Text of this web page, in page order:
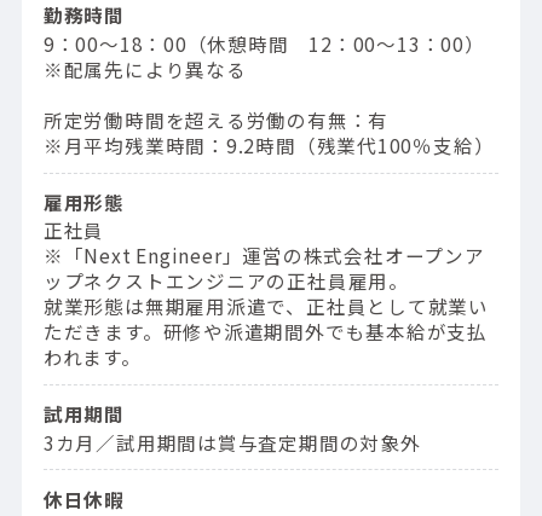
勤務時間
9：00〜18：00（休憩時間 12：00〜13：00）
※配属先により異なる
所定労働時間を超える労働の有無：有
※月平均残業時間：9.2時間（残業代100％支給）
雇用形態
正社員
※「Next Engineer」運営の株式会社オープンア
ップネクストエンジニアの正社員雇用。
就業形態は無期雇用派遣で、正社員として就業い
ただきます。研修や派遣期間外でも基本給が支払
われます。
試用期間
3カ月／試用期間は賞与査定期間の対象外
休日休暇